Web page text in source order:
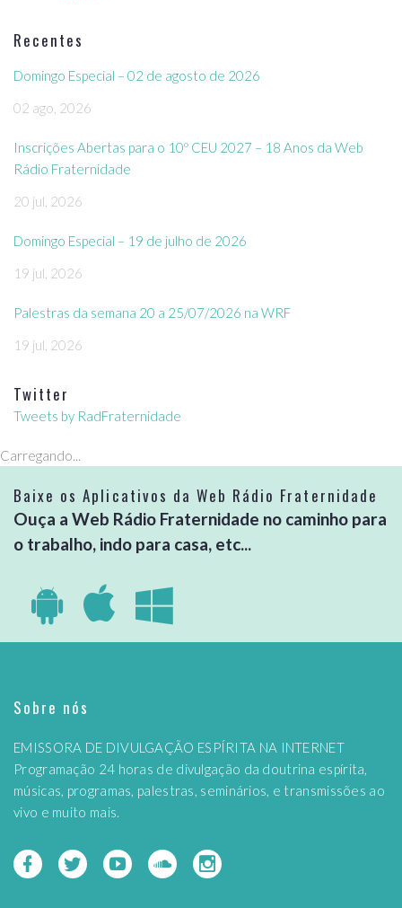
Recentes
Domingo Especial – 02 de agosto de 2026
02 ago, 2026
Inscrições Abertas para o 10º CEU 2027 – 18 Anos da Web
Rádio Fraternidade
20 jul, 2026
Domingo Especial – 19 de julho de 2026
19 jul, 2026
Palestras da semana 20 a 25/07/2026 na WRF
19 jul, 2026
Twitter
Tweets by RadFraternidade
Carregando...
Baixe os Aplicativos da Web Rádio Fraternidade
Ouça a Web Rádio Fraternidade no caminho para
o trabalho, indo para casa, etc...
Sobre nós
EMISSORA DE DIVULGAÇÃO ESPÍRITA NA INTERNET
Programação 24 horas de divulgação da doutrina espírita,
músicas, programas, palestras, seminários, e transmissões ao
vivo e muito mais.